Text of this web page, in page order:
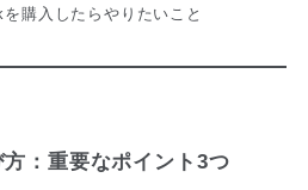
購入したらやりたいこと
：重要なポイント3つ